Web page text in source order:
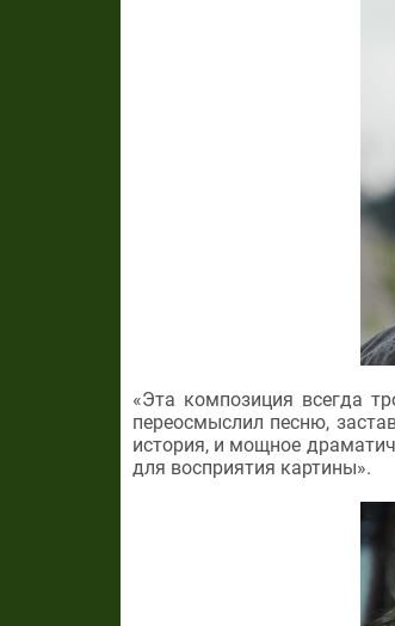
«Эта композиция всегда
переосмыслил песню,
история, и мощное
для восприятия картины».